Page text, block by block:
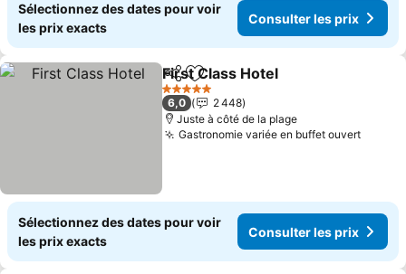
Sélectionnez des dates pour voir
les prix exacts
Consulter les prix
PartagerAjouter à mes favoris
First Class Hotel
5 Étoiles
6,0
2 448
Juste à côté de la plage
Gastronomie variée en buffet ouvert
Sélectionnez des dates pour voir
les prix exacts
Consulter les prix